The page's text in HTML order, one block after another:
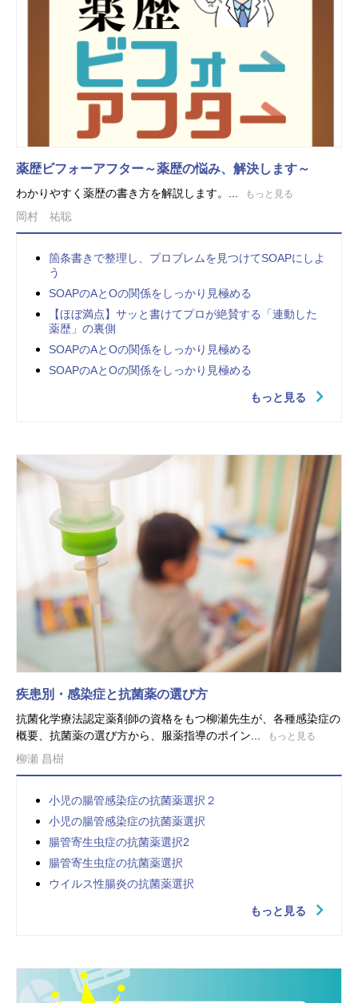
薬歴ビフォーアフター～薬歴の悩み、解決します～
わかりやすく薬歴の書き方を解説します。... もっと見る
岡村 祐聡
箇条書きで整理し、プロブレムを見つけてSOAPにしよ
う
SOAPのAとOの関係をしっかり見極める
【ほぼ満点】サッと書けてプロが絶賛する「連動した
薬歴」の裏側
SOAPのAとOの関係をしっかり見極める
SOAPのAとOの関係をしっかり見極める
もっと見る
疾患別・感染症と抗菌薬の選び方
抗菌化学療法認定薬剤師の資格をもつ柳瀬先生が、各種感染症の
概要、抗菌薬の選び方から、服薬指導のポイン...
もっと見る
柳瀬 昌樹
小児の腸管感染症の抗菌薬選択２
小児の腸管感染症の抗菌薬選択
腸管寄生虫症の抗菌薬選択2
腸管寄生虫症の抗菌薬選択
ウイルス性腸炎の抗菌薬選択
もっと見る